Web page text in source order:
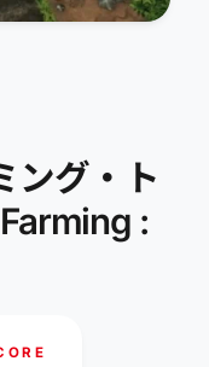
ング・ト
: